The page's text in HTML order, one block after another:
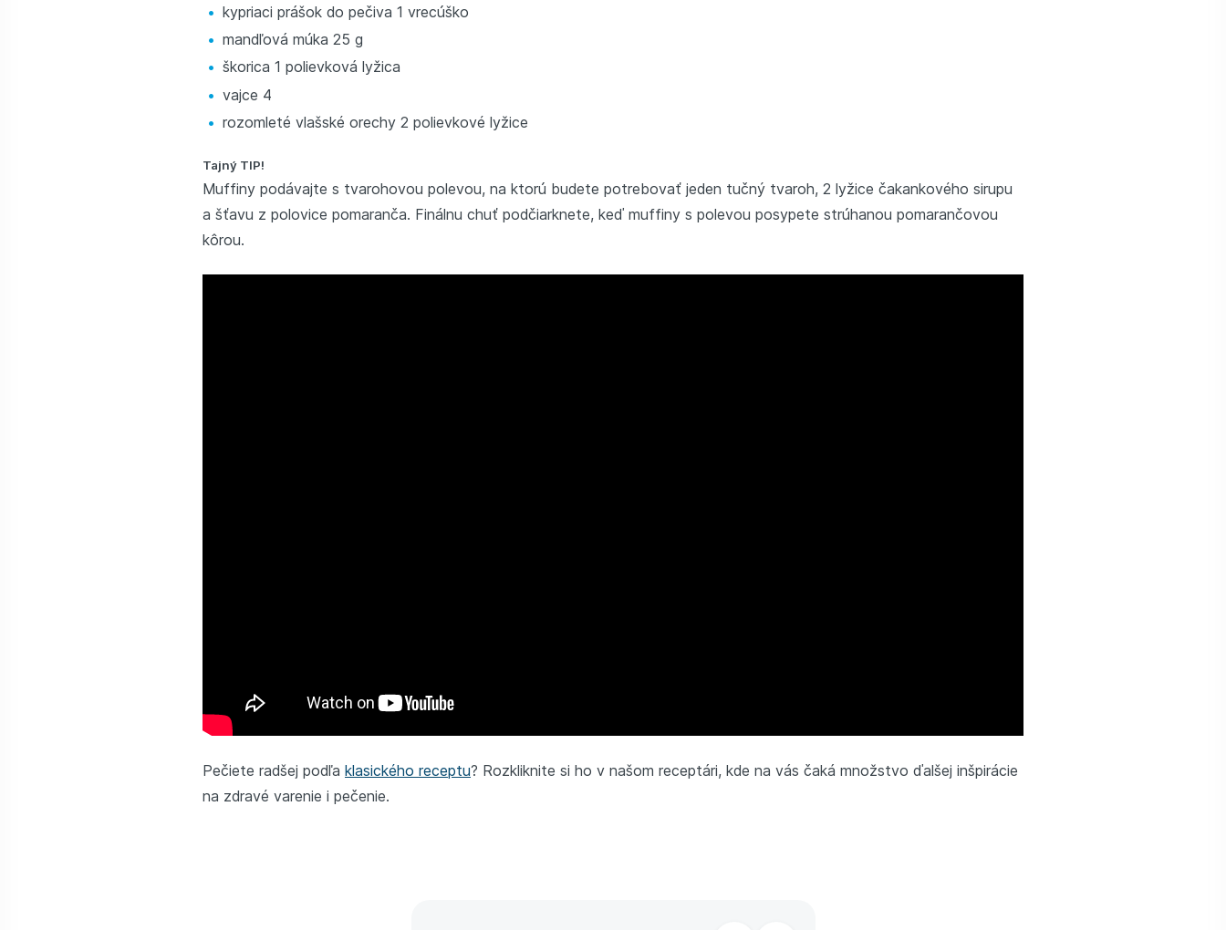
kypriaci prášok do pečiva 1 vrecúško
mandľová múka 25 g
škorica 1 polievková lyžica
vajce 4
rozomleté vlašské orechy 2 polievkové lyžice
Tajný TIP!
Muffiny podávajte s tvarohovou polevou, na ktorú budete potrebovať jeden tučný tvaroh, 2 lyžice čakankového sirupu
a šťavu z polovice pomaranča. Finálnu chuť podčiarknete, keď muffiny s polevou posypete strúhanou pomarančovou
kôrou.
Pečiete radšej podľa klasického receptu? Rozkliknite si ho v našom receptári, kde na vás čaká množstvo ďalšej inšpirácie
na zdravé varenie i pečenie.